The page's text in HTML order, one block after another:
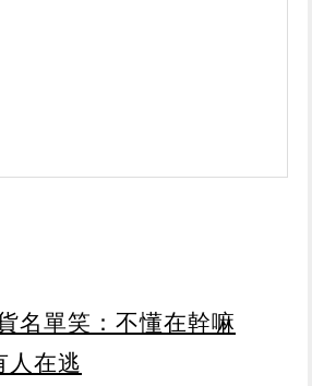
名單笑：不懂在幹嘛
人在逃